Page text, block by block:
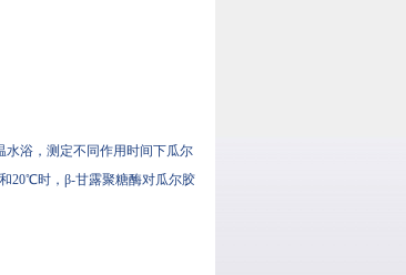
浴，测定不同作用时间下瓜尔
20℃时，β-甘露聚糖酶对瓜尔胶